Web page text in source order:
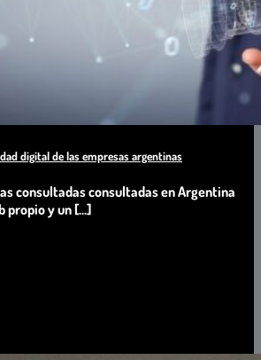
digital de las empresas argentinas
consultadas consultadas en Argentina
propio y un [...]